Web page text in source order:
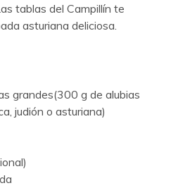
tablas del Campillín te
asturiana deliciosa.
grandes(300 g de alubias
judión o asturiana)